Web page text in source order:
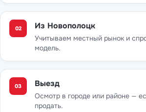
02 Из Новополоцк
Учитываем местный рынок и
модель.
03 Выезд
Осмотр в городе или районе —
продать.